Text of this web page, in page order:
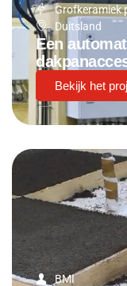
Grofkeramiek
Duitsland
Een
Bekijk het
BMI